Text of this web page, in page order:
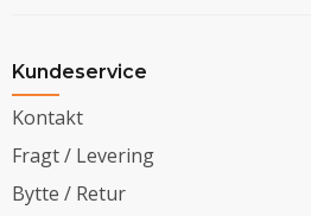
Kundeservice
Kontakt
Fragt / Levering
Bytte / Retur